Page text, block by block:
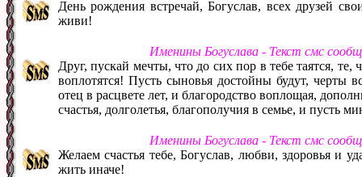
День рождения встречай, Богуслав, всех друзей
живи!
Именины Богуслава - Текст смс
Друг, пускай мечты, что до сих пор в тебе таятся,
воплотятся! Пусть сыновья достойны будут, черты
отец в расцвете лет, и благородство воплощая,
счастья, долголетья, благополучия в семье, и пусть
Именины Богуслава - Текст смс
Желаем счастья тебе, Богуслав, любви, здоровья и
жить иначе!